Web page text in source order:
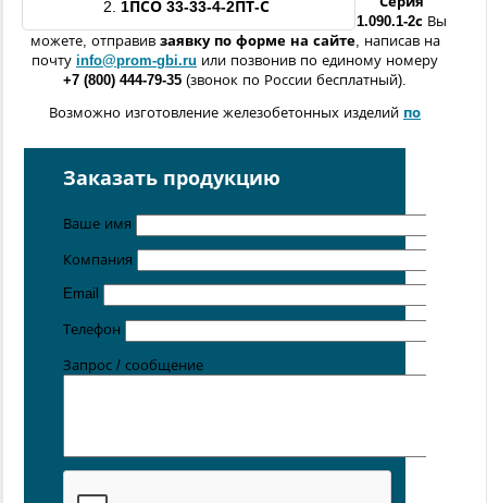
2.
1ПСО 33-33-4-2ПТ-С
1.090.1-2с Вы
можете, отправив заявку по форме на сайте, написав на
почту info@prom-gbi.ru или позвонив по единому номеру
+7 (800) 444-79-35 (звонок по России бесплатный).
Возможно изготовление железобетонных изделий по
расположенных вСанкт-Петербурге
Цена от 5 руб. / кг
Заказать продукцию
Ваше имя
Компания
Email
Телефон
Запрос / сообщение